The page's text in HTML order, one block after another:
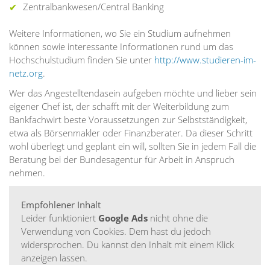
Zentralbankwesen/Central Banking
Weitere Informationen, wo Sie ein Studium aufnehmen
können sowie interessante Informationen rund um das
Hochschulstudium finden Sie unter http://www.studieren-im-
netz.org.
Wer das Angestelltendasein aufgeben möchte und lieber sein
eigener Chef ist, der schafft mit der Weiterbildung zum
Bankfachwirt beste Voraussetzungen zur Selbstständigkeit,
etwa als Börsenmakler oder Finanzberater. Da dieser Schritt
wohl überlegt und geplant ein will, sollten Sie in jedem Fall die
Beratung bei der Bundesagentur für Arbeit in Anspruch
nehmen.
Empfohlener Inhalt
Leider funktioniert Google Ads nicht ohne die
Verwendung von Cookies. Dem hast du jedoch
widersprochen. Du kannst den Inhalt mit einem Klick
anzeigen lassen.